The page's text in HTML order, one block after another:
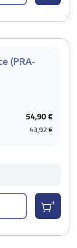
(PRA-
54,90 €
43,92 €